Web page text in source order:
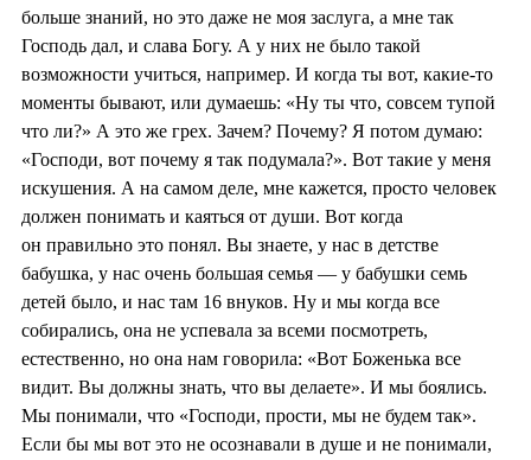
больше знаний, но это даже не моя заслуга, а мне так
Господь дал, и слава Богу. А у них не было такой
возможности учиться, например. И когда ты вот, какие-то
моменты бывают, или думаешь: «Ну ты что, совсем тупой
что ли?» А это же грех. Зачем? Почему? Я потом думаю:
«Господи, вот почему я так подумала?». Вот такие у меня
искушения. А на самом деле, мне кажется, просто человек
должен понимать и каяться от души. Вот когда
он правильно это понял. Вы знаете, у нас в детстве
бабушка, у нас очень большая семья — у бабушки семь
детей было, и нас там 16 внуков. Ну и мы когда все
собирались, она не успевала за всеми посмотреть,
естественно, но она нам говорила: «Вот Боженька все
видит. Вы должны знать, что вы делаете». И мы боялись.
Мы понимали, что «Господи, прости, мы не будем так».
Если бы мы вот это не осознавали в душе и не понимали,